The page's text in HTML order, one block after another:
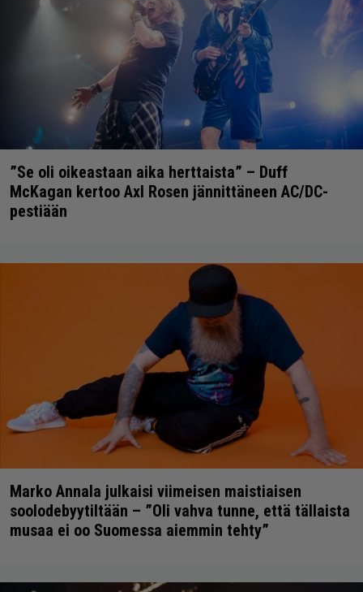
”Se oli oikeastaan aika herttaista” – Duff
McKagan kertoo Axl Rosen jännittäneen AC/DC-
pestiään
Marko Annala julkaisi viimeisen maistiaisen
soolodebyytiltään – ”Oli vahva tunne, että tällaista
musaa ei oo Suomessa aiemmin tehty”